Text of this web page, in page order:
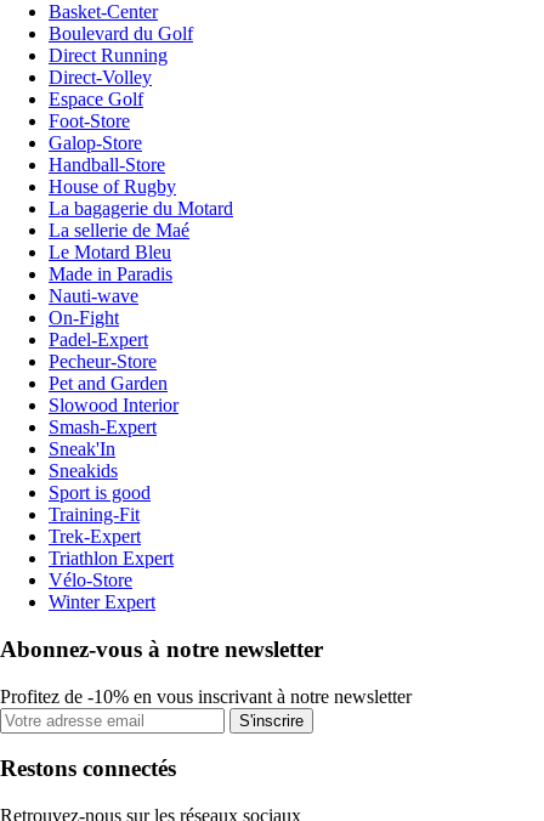
Basket-Center
Boulevard du Golf
Direct Running
Direct-Volley
Espace Golf
Foot-Store
Galop-Store
Handball-Store
House of Rugby
La bagagerie du Motard
La sellerie de Maé
Le Motard Bleu
Made in Paradis
Nauti-wave
On-Fight
Padel-Expert
Pecheur-Store
Pet and Garden
Slowood Interior
Smash-Expert
Sneak'In
Sneakids
Sport is good
Training-Fit
Trek-Expert
Triathlon Expert
Vélo-Store
Winter Expert
Abonnez-vous à notre newsletter
Profitez de -10% en vous inscrivant à notre newsletter
S'inscrire
Restons connectés
Retrouvez-nous sur les réseaux sociaux